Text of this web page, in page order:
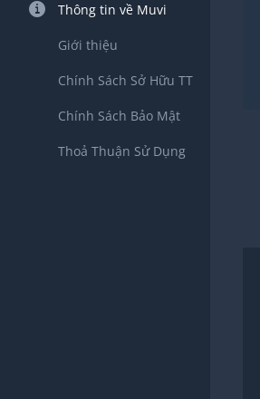
Thông tin về Muvi
Giới thiệu
Chính Sách Sở Hữu TT
Chính Sách Bảo Mật
Thoả Thuận Sử Dụng